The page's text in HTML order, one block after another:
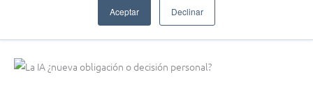
Aceptar Declinar